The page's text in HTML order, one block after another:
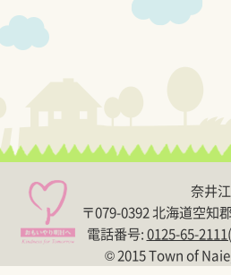
奈井
〒079-0392 北海道空知
電話番号:0125-65-
© 2015 Town of